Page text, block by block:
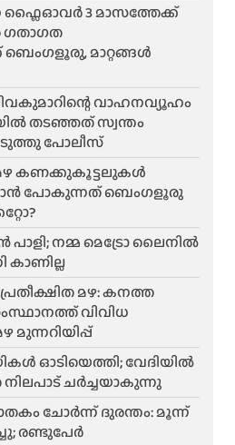
ഫ്ലൈഓവർ 3 മാസത്തേക്ക്
ഗതാഗത
ബെംഗളൂരു, മാറ്റങ്ങൾ
വാഹനവ്യൂഹം
തടഞ്ഞത് സ്വന്തം
പോലീസ്
മഴ കണക്കുകൂട്ടലുകൾ
പോകുന്നത് ബെംഗളൂരു
പാളി; നമ്മ മെട്രോ ലൈനിൽ
മഴ: കനത്ത
വിവിധ
മുന്നറിയിപ്പ്
ഓടിയെത്തി; വേദിയിൽ
ചർച്ചയാകുന്നു
ചോർന്ന് ദുരന്തം: മൂന്ന്
രണ്ടുപേർ